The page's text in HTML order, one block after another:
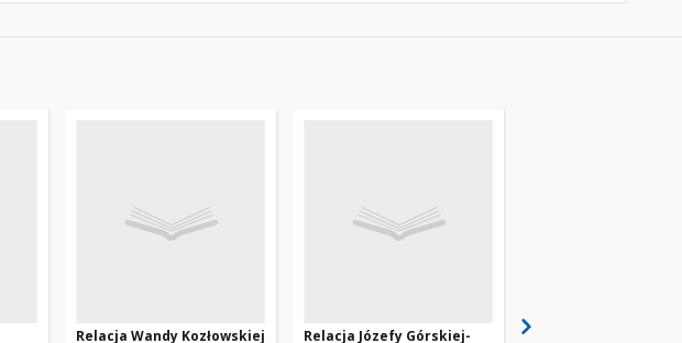
Relacja Wandy Kozłowskiej
Relacja Józefy Górskiej-